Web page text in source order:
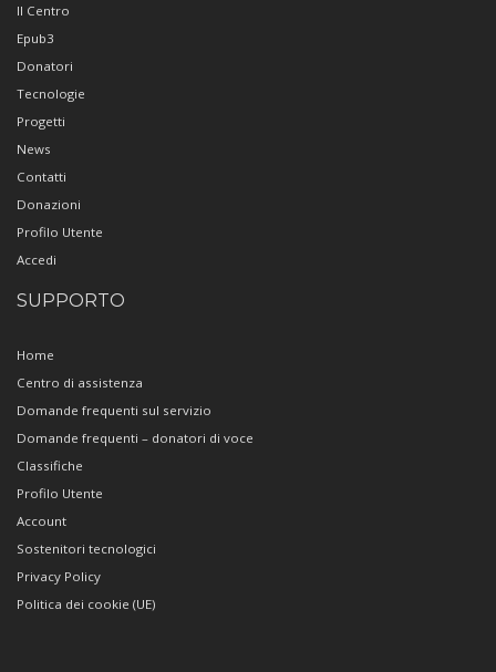
Il Centro
Epub3
Donatori
Tecnologie
Progetti
News
Contatti
Donazioni
Profilo Utente
Accedi
SUPPORTO
Home
Centro di assistenza
Domande frequenti sul servizio
Domande frequenti – donatori di voce
Classifiche
Profilo Utente
Account
Sostenitori tecnologici
Privacy Policy
Politica dei cookie (UE)